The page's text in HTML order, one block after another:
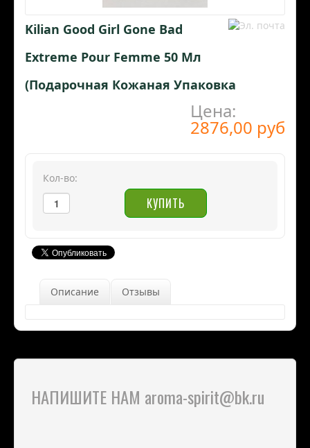
Kilian Good Girl Gone Bad
Extreme Pour Femme 50 Мл
(подарочная Кожаная Упаковка
Цена:
2876,00 руб
Кол-во:
Описание Отзывы
НАПИШИТЕ НАМ aroma-spirit@bk.ru